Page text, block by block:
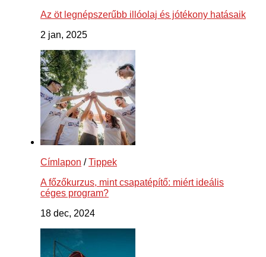
Az öt legnépszerűbb illóolaj és jótékony hatásaik
2 jan, 2025
Címlapon /Tippek
A főzőkurzus, mint csapatépítő: miért ideális
céges program?
18 dec, 2024